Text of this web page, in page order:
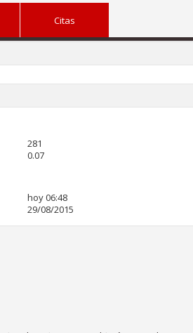
Citas
281
0.07
hoy06:48
29/08/2015